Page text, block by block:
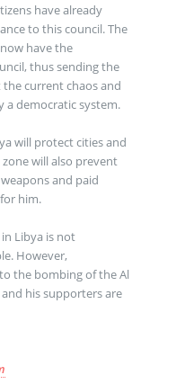
have already
to this council. The
have the
thus sending the
the current chaos and
a democratic system.
will protect cities and
will also prevent
and paid
him.
Libya is not
However,
the bombing of the Al
his supporters are